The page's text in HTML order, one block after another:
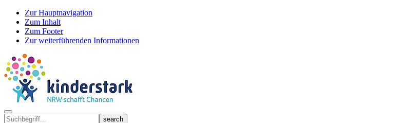
Zur Hauptnavigation
Zum Inhalt
Zum Footer
Zur weiterführenden Informationen